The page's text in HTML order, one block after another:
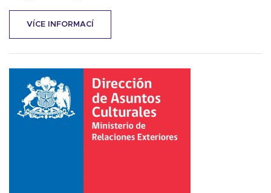
VÍCE INFORMACÍ